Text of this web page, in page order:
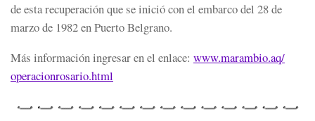
de esta recuperación que se inició con el embarco del 28 de
marzo de 1982 en Puerto Belgrano.
Más información ingresar en el enlace: www.marambio.aq/
operacionrosario.html